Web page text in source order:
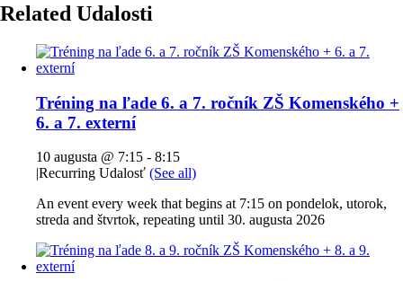
Related Udalosti
Tréning na ľade 6. a 7. ročník ZŠ Komenského +
6. a 7. externí
10 augusta @ 7:15 - 8:15
|Recurring Udalosť (See all)
An event every week that begins at 7:15 on pondelok, utorok,
streda and štvrtok, repeating until 30. augusta 2026